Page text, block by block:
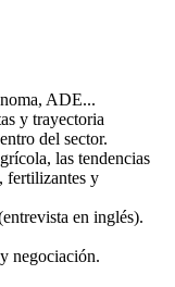
ADE...
y trayectoria
del sector.
las tendencias
fertilizantes y
en inglés).
negociación.